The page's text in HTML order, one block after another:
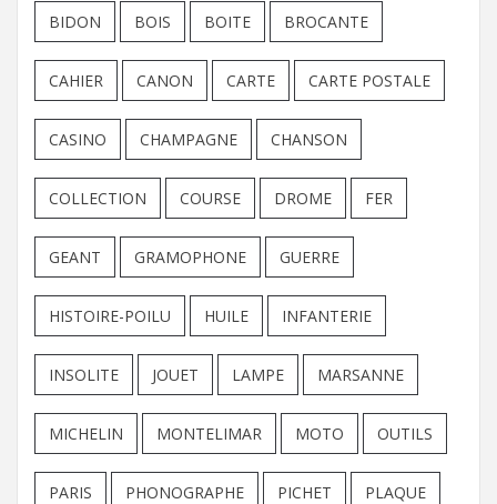
BIDON BOIS BOITE BROCANTE
CAHIER CANON CARTE CARTE POSTALE
CASINO CHAMPAGNE CHANSON
COLLECTION COURSE DROME FER
GEANT GRAMOPHONE GUERRE
HISTOIRE-POILU HUILE INFANTERIE
INSOLITE JOUET LAMPE MARSANNE
MICHELIN MONTELIMAR MOTO OUTILS
PARIS PHONOGRAPHE PICHET PLAQUE